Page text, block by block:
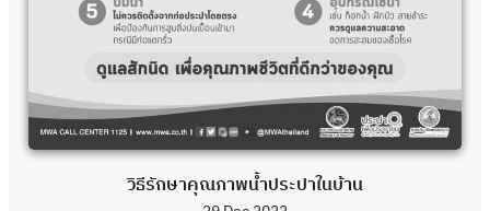
วิธีรักษาคุณภาพน้ำประปาในบ้าน